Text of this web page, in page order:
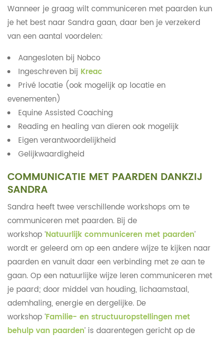
Wanneer je graag wilt communiceren met paarden kun
je het best naar Sandra gaan, daar ben je verzekerd
van een aantal voordelen:
Aangesloten bij Nobco
Ingeschreven bij Kreac
Privé locatie (ook mogelijk op locatie en
evenementen)
Equine Assisted Coaching
Reading en healing van dieren ook mogelijk
Eigen verantwoordelijkheid
Gelijkwaardigheid
COMMUNICATIE MET PAARDEN DANKZIJ
SANDRA
Sandra heeft twee verschillende workshops om te
communiceren met paarden. Bij de
workshop ‘Natuurlijk communiceren met paarden’
wordt er geleerd om op een andere wijze te kijken naar
paarden en vanuit daar een verbinding met ze aan te
gaan. Op een natuurlijke wijze leren communiceren met
je paard; door middel van houding, lichaamstaal,
ademhaling, energie en dergelijke. De
workshop ‘Familie- en structuuropstellingen met
behulp van paarden’ is daarentegen gericht op de